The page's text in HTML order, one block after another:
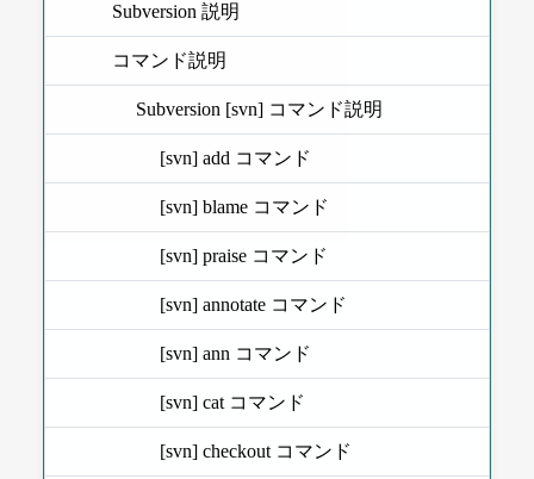
Subversion 説明
コマンド説明
Subversion [svn] コマンド説明
[svn] add コマンド
[svn] blame コマンド
[svn] praise コマンド
[svn] annotate コマンド
[svn] ann コマンド
[svn] cat コマンド
[svn] checkout コマンド